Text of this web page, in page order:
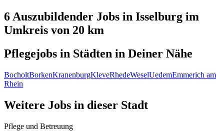
6 Auszubildender Jobs in Isselburg im
Umkreis von 20 km
Pflegejobs in Städten in Deiner Nähe
BocholtBorkenKranenburgKleveRhedeWeselUedemEmmerich am
Rhein
Weitere Jobs in dieser Stadt
Pflege und Betreuung